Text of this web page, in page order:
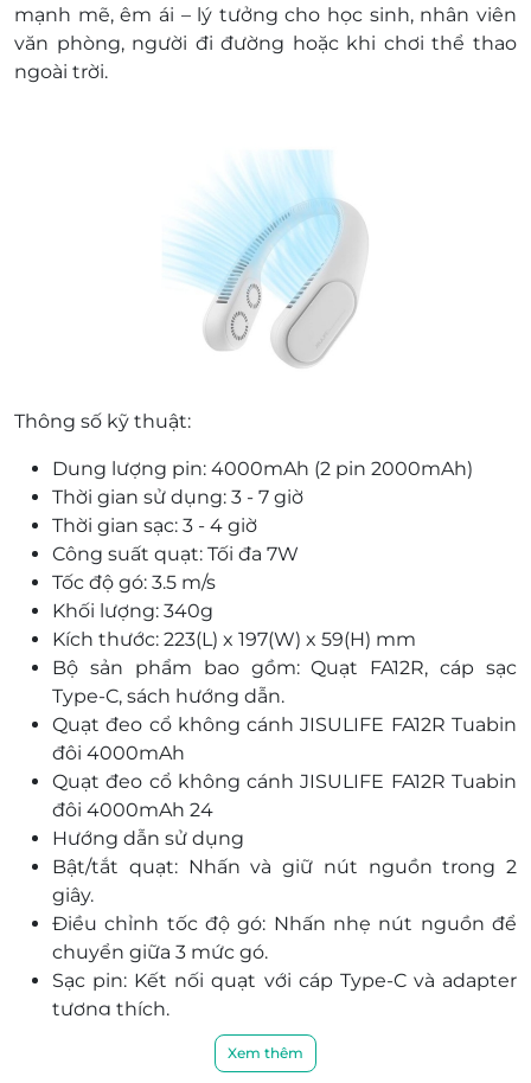
mạnh mẽ, êm ái – lý tưởng cho học sinh, nhân viên
văn phòng, người đi đường hoặc khi chơi thể thao
ngoài trời.
Thông số kỹ thuật:
Dung lượng pin: 4000mAh (2 pin 2000mAh)
Thời gian sử dụng: 3 - 7 giờ
Thời gian sạc: 3 - 4 giờ
Công suất quạt: Tối đa 7W
Tốc độ gó: 3.5 m/s
Khối lượng: 340g
Kích thước: 223(L) x 197(W) x 59(H) mm
Bộ sản phẩm bao gồm: Quạt FA12R, cáp sạc
Type-C, sách hướng dẫn.
Quạt đeo cổ không cánh JISULIFE FA12R Tuabin
đôi 4000mAh
Quạt đeo cổ không cánh JISULIFE FA12R Tuabin
đôi 4000mAh 24
Hướng dẫn sử dụng
Bật/tắt quạt: Nhấn và giữ nút nguồn trong 2
giây.
Điều chỉnh tốc độ gó: Nhấn nhẹ nút nguồn để
chuyển giữa 3 mức gó.
Sạc pin: Kết nối quạt với cáp Type-C và adapter
tương thích.
Xem thêm